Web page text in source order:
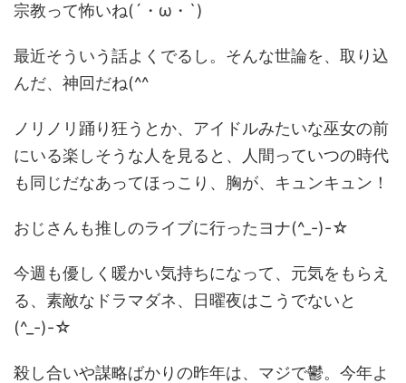
宗教って怖いね(´・ω・`)
最近そういう話よくでるし。そんな世論を、取り込
んだ、神回だね(^^ゞ
ノリノリ踊り狂うとか、アイドルみたいな巫女の前
にいる楽しそうな人を見ると、人間っていつの時代
も同じだなあってほっこり、胸が、キュンキュン！
おじさんも推しのライブに行ったヨナ(^_-)-☆
今週も優しく暖かい気持ちになって、元気をもらえ
る、素敵なドラマダネ、日曜夜はこうでないと
(^_-)-☆
殺し合いや謀略ばかりの昨年は、マジで鬱。今年よ